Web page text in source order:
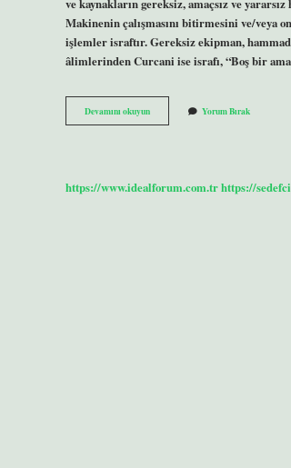
Makinenin çalışmasını bitirmesini ve/veya
işlemler israftır. Gereksiz ekipman,
âlimlerinden Curcani ise israfı, “Boş bir
Devamını okuyunIsraf
Ne
Yorum Bırak
https://www.idealforum.com.trhttps://